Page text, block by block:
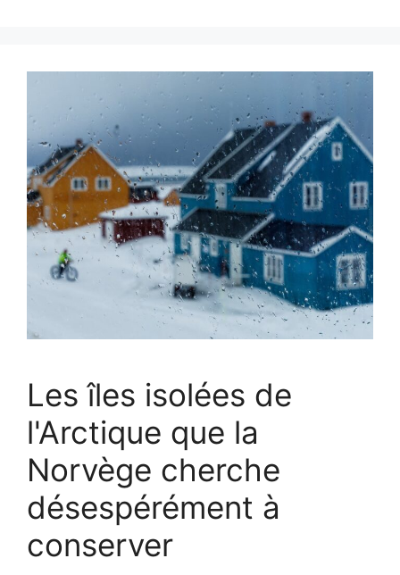
Les îles isolées de
l'Arctique que la
Norvège cherche
désespérément à
conserver